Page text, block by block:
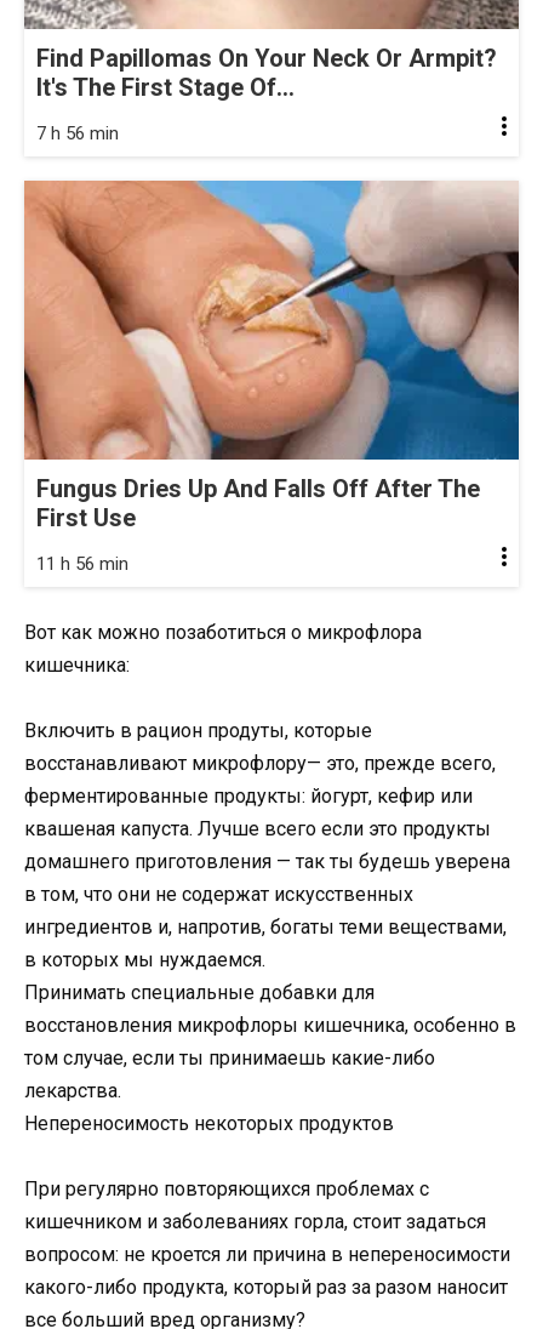
Find Papillomas On Your Neck Or Armpit?
It's The First Stage Of...
7 h 56 min
Fungus Dries Up And Falls Off After The
First Use
11 h 56 min
Вот как можно позаботиться о микрофлора
кишечника:
Включить в рацион продуты, которые
восстанавливают микрофлору— это, прежде всего,
ферментированные продукты: йогурт, кефир или
квашеная капуста. Лучше всего если это продукты
домашнего приготовления — так ты будешь уверена
в том, что они не содержат искусственных
ингредиентов и, напротив, богаты теми веществами,
в которых мы нуждаемся.
Принимать специальные добавки для
восстановления микрофлоры кишечника, особенно в
том случае, если ты принимаешь какие-либо
лекарства.
Непереносимость некоторых продуктов
При регулярно повторяющихся проблемах с
кишечником и заболеваниях горла, стоит задаться
вопросом: не кроется ли причина в непереносимости
какого-либо продукта, который раз за разом наносит
все больший вред организму?